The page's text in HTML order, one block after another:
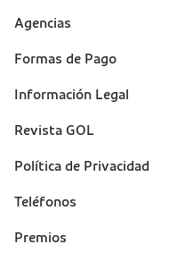
Suporte
Agencias
Formas de Pago
Información Legal
Revista GOL
Política de Privacidad
Teléfonos
Premios